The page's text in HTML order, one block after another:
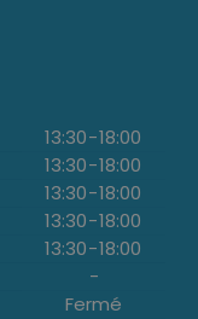
13:30-18:00
13:30-18:00
13:30-18:00
13:30-18:00
13:30-18:00
-
Fermé